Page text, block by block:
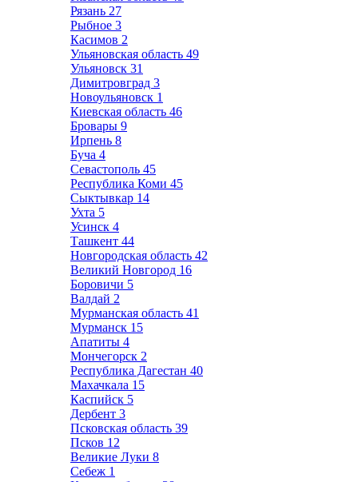
Рязань 27
Рыбное 3
Касимов 2
Ульяновская область 49
Ульяновск 31
Димитровград 3
Новоульяновск 1
Киевская область 46
Бровары 9
Ирпень 8
Буча 4
Севастополь 45
Республика Коми 45
Сыктывкар 14
Ухта 5
Усинск 4
Ташкент 44
Новгородская область 42
Великий Новгород 16
Боровичи 5
Валдай 2
Мурманская область 41
Мурманск 15
Апатиты 4
Мончегорск 2
Республика Дагестан 40
Махачкала 15
Каспийск 5
Дербент 3
Псковская область 39
Псков 12
Великие Луки 8
Себеж 1